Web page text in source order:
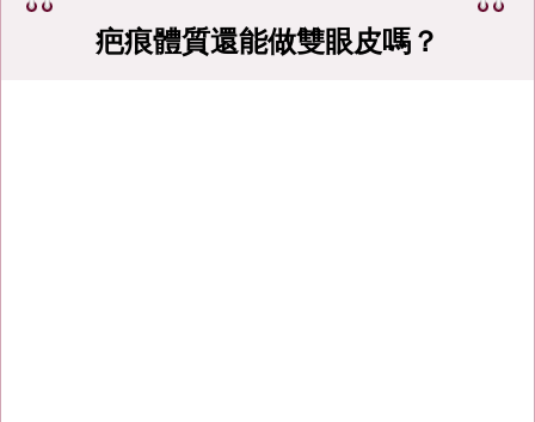
疤痕體質還能做雙眼皮嗎？